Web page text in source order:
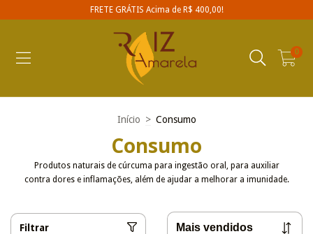
FRETE GRÁTIS Acima de R$ 400,00!
0
Início > Consumo
Consumo
Produtos naturais de cúrcuma para ingestão oral, para auxiliar
contra dores e inflamações, além de ajudar a melhorar a imunidade.
Filtrar